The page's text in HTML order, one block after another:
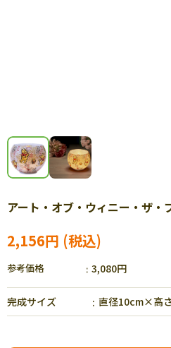
アート・オブ・ウィニー・ザ
2,156円
参考価格 3,080円
完成サイズ 直径10cm×高